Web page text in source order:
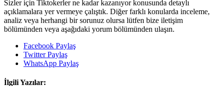
Sizler için Tiktokerler ne kadar kazanıyor konusunda detaylı
açıklamalara yer vermeye çalıştık. Diğer farklı konularda inceleme,
analiz veya herhangi bir sorunuz olursa lütfen bize iletişim
bölümünden veya aşağıdaki yorum bölümünden ulaşın.
Facebook Paylaş
Twitter Paylaş
WhatsApp Paylaş
İlgili Yazılar: